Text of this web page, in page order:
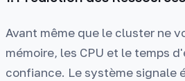
Avant même que le cluster ne
mémoire, les CPU et le temps
confiance. Le système signale